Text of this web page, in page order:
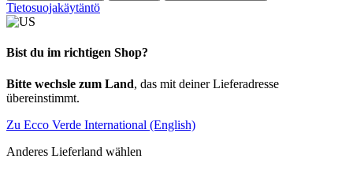
Tietosuojakäytäntö
Bist du im richtigen Shop?
Bitte wechsle zum Land, das mit deiner Lieferadresse
übereinstimmt.
Zu Ecco Verde International (English)
Anderes Lieferland wählen